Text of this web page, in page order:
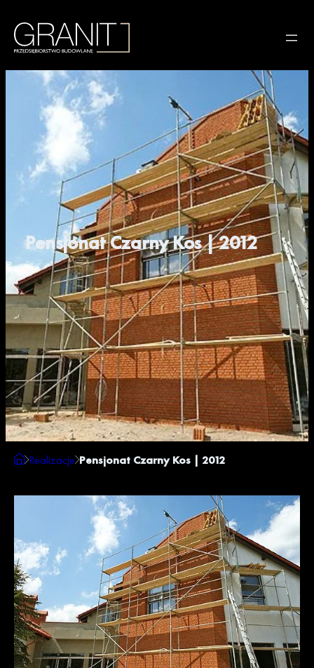
Pensjonat Czarny Kos | 2012
Realizacje Pensjonat Czarny Kos | 2012